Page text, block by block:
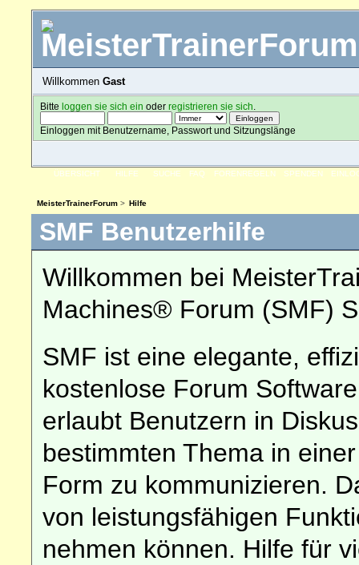
Willkommen Gast
Bitteloggen sie sich ein oderregistrieren sie sich
Einloggen mit Benutzername, Passwort und Sitzungslänge
ÜBERSICHT HILFE SUCHE FAQ FORENREGELN SPENDEN
MeisterTrainerForum> Hilfe
SMF Benutzerhilfe
Willkommen bei
Machines® Forum (SMF)
SMF ist eine elegante,
kostenlose Forum
erlaubt Benutzern in
bestimmten Thema in
Form zu kommunizieren.
von leistungsfähigen
nehmen können. Hilfe für